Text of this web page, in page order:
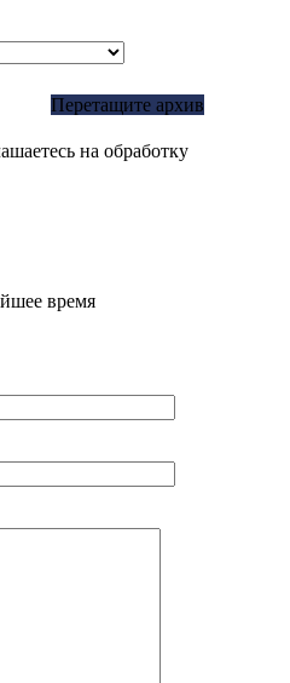
Перетащите архив
на обработку
время